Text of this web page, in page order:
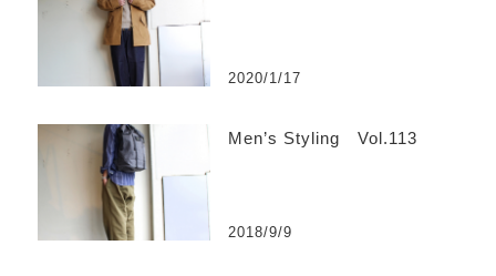
2020/1/17
Men’s Styling Vol.113
2018/9/9